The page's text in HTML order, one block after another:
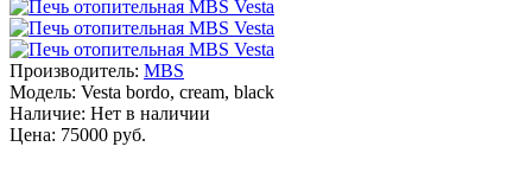
Производитель: MBS
Модель: Vesta bordo, cream, black
Наличие: Нет в наличии
Цена: 75000 руб.